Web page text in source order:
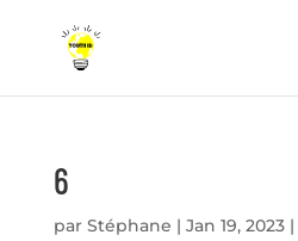
6
par Stéphane | Jan 19, 2023|